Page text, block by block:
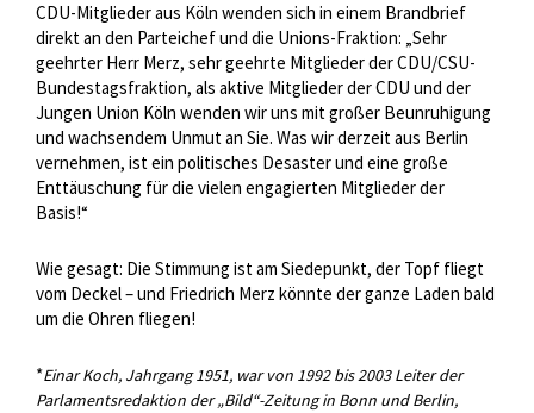
CDU-Mitglieder aus Köln wenden sich in einem Brandbrief
direkt an den Parteichef und die Unions-Fraktion: „Sehr
geehrter Herr Merz, sehr geehrte Mitglieder der CDU/CSU-
Bundestagsfraktion, als aktive Mitglieder der CDU und der
Jungen Union Köln wenden wir uns mit großer Beunruhigung
und wachsendem Unmut an Sie. Was wir derzeit aus Berlin
vernehmen, ist ein politisches Desaster und eine große
Enttäuschung für die vielen engagierten Mitglieder der
Basis!“
Wie gesagt: Die Stimmung ist am Siedepunkt, der Topf fliegt
vom Deckel – und Friedrich Merz könnte der ganze Laden bald
um die Ohren fliegen!
*Einar Koch, Jahrgang 1951, war von 1992 bis 2003 Leiter der
Parlamentsredaktion der „Bild“-Zeitung in Bonn und Berlin,